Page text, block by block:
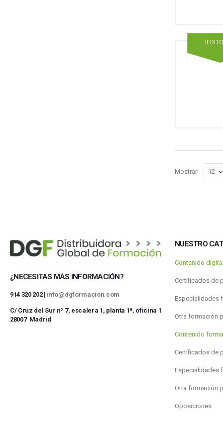
Mostrar:
¿NECESITAS MÁS INFORMACIÓN?
914 320 202 | info@dgformacion.com
C/ Cruz del Sur nº 7, escalera 1, planta 1ª, oficina 1
28007 Madrid
NUESTRO
Contenido
Certificados de
Especialidades
Otra formación
Contenido
Certificados de
Especialidades
Otra formación
Oposiciones